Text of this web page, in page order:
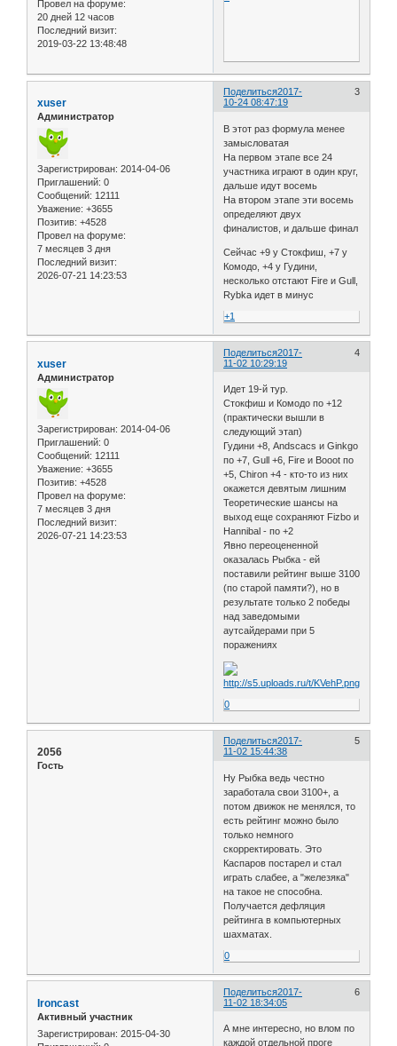
Провел на форуме:
20 дней 12 часов
Последний визит:
2019-03-22 13:48:48
Поделиться 3
2017-
10-24 08:47:19
xuser
Администратор
Зарегистрирован: 2014-04-06
Приглашений: 0
Сообщений: 12111
Уважение: +3655
Позитив: +4528
Провел на форуме:
7 месяцев 3 дня
Последний визит:
2026-07-21 14:23:53
В этот раз формула менее
замысловатая
На первом этапе все 24
участника играют в один круг,
дальше идут восемь
На втором этапе эти восемь
определяют двух
финалистов, и дальше финал
Сейчас +9 у Стокфиш, +7 у
Комодо, +4 у Гудини,
несколько отстают Fire и Gull,
Rybka идет в минус
+1
Поделиться 4
2017-
11-02 10:29:19
xuser
Администратор
Зарегистрирован: 2014-04-06
Приглашений: 0
Сообщений: 12111
Уважение: +3655
Позитив: +4528
Провел на форуме:
7 месяцев 3 дня
Последний визит:
2026-07-21 14:23:53
Идет 19-й тур.
Стокфиш и Комодо по +12
(практически вышли в
следующий этап)
Гудини +8, Andscacs и Ginkgo
по +7, Gull +6, Fire и Booot по
+5, Chiron +4 - кто-то из них
окажется девятым лишним
Теоретические шансы на
выход еще сохраняют Fizbo и
Hannibal - по +2
Явно переоцененной
оказалась Рыбка - ей
поставили рейтинг выше 3100
(по старой памяти?), но в
результате только 2 победы
над заведомыми
аутсайдерами при 5
поражениях
0
Поделиться 5
2017-
11-02 15:44:38
2056
Гость
Ну Рыбка ведь честно
заработала свои 3100+, а
потом движок не менялся, то
есть рейтинг можно было
только немного
скорректировать. Это
Каспаров постарел и стал
играть слабее, а "железяка"
на такое не способна.
Получается дефляция
рейтинга в компьютерных
шахматах.
0
Поделиться 6
2017-
11-02 18:34:05
Ironcast
Активный участник
Зарегистрирован: 2015-04-30
А мне интересно, но влом по
каждой отдельной проге